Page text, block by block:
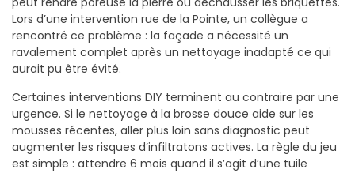
Lors d’une intervention rue de la Pointe, un collègue a
rencontré ce problème : la façade a nécessité un
ravalement complet après un nettoyage inadapté ce qui
aurait pu être évité.
Certaines interventions DIY terminent au contraire par une
urgence. Si le nettoyage à la brosse douce aide sur les
mousses récentes, aller plus loin sans diagnostic peut
augmenter les risques d’infiltratons actives. La règle du jeu
est simple : attendre 6 mois quand il s’agit d’une tuile